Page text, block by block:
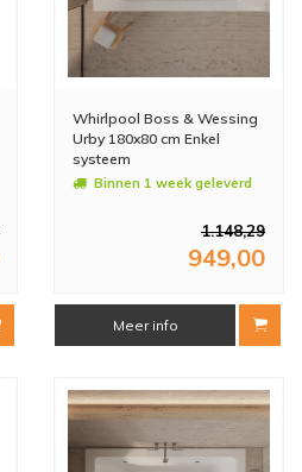
Whirlpool Boss & Wessing
Urby 180x80 cm Enkel
systeem
Binnen 1 week geleverd
1.148,29
949,00
Meer info